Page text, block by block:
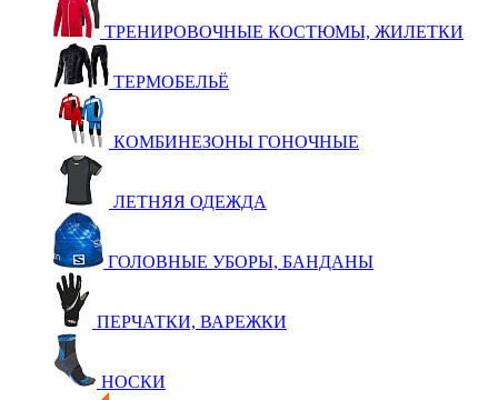
ТРЕНИРОВОЧНЫЕ КОСТЮМЫ, ЖИЛЕТКИ
ТЕРМОБЕЛЬЁ
КОМБИНЕЗОНЫ ГОНОЧНЫЕ
ЛЕТНЯЯ ОДЕЖДА
ГОЛОВНЫЕ УБОРЫ, БАНДАНЫ
ПЕРЧАТКИ, ВАРЕЖКИ
НОСКИ